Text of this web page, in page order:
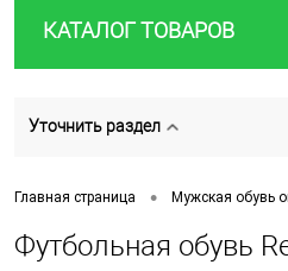
КАТАЛОГ ТОВАРОВ
Уточнить раздел
Главная страница • Мужская обувь
Футбольная обувь